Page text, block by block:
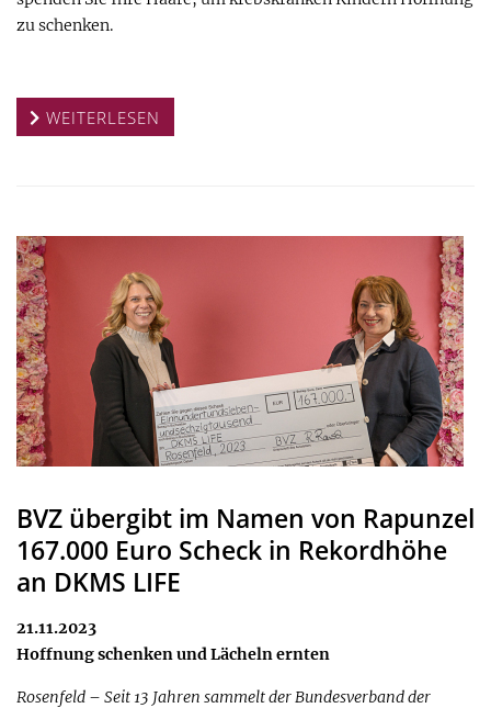
zu schenken.
WEITERLESEN
BVZ übergibt im Namen von Rapunzel
167.000 Euro Scheck in Rekordhöhe
an DKMS LIFE
21.11.2023
Hoffnung schenken und Lächeln ernten
Rosenfeld – Seit 13 Jahren sammelt der Bundesverband der